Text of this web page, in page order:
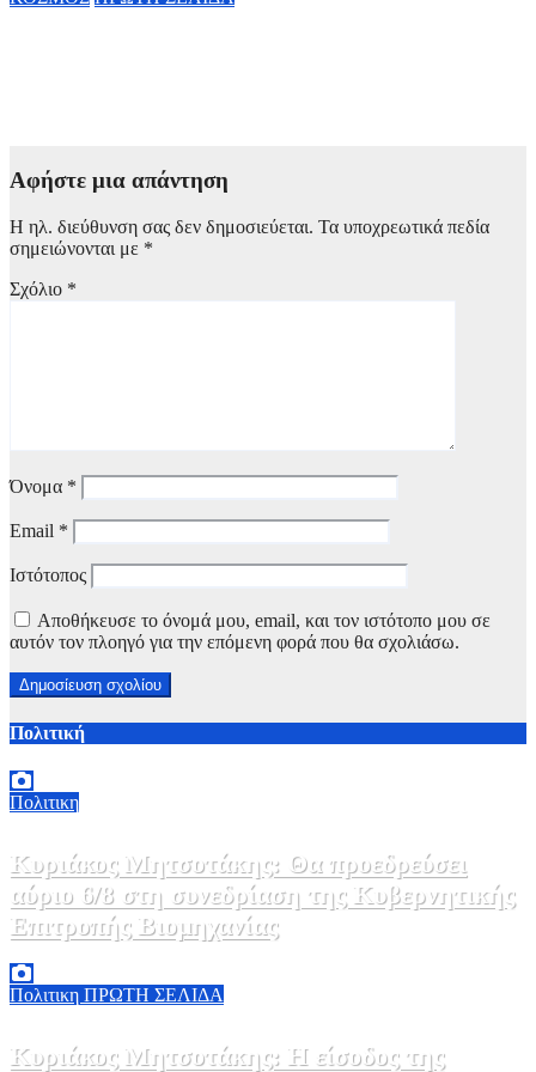
Αφήστε μια απάντηση
Η ηλ. διεύθυνση σας δεν δημοσιεύεται. Τα υποχρεωτικά πεδία
σημειώνονται με *
Σχόλιο *
Όνομα *
Email *
Ιστότοπος
Αποθήκευσε το όνομά μου, email, και τον ιστότοπο μου σε
αυτόν τον πλοηγό για την επόμενη φορά που θα σχολιάσω.
Πολιτική
Πολιτικη
Κυριάκος Μητσοτάκης: Θα προεδρεύσει
αύριο 6/8 στη συνεδρίαση της Κυβερνητικής
Επιτροπής Βιομηχανίας
Πολιτικη ΠΡΩΤΗ ΣΕΛΙΔΑ
Κυριάκος Μητσοτάκης: Η είσοδος της